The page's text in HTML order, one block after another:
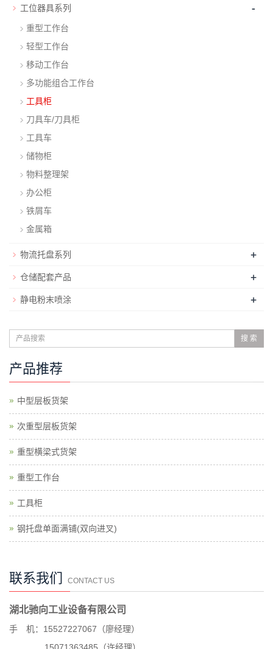
工位器具系列 -
重型工作台
轻型工作台
移动工作台
多功能组合工作台
工具柜
刀具车/刀具柜
工具车
储物柜
物料整理架
办公柜
铁屑车
金属箱
物流托盘系列 +
仓储配套产品 +
静电粉末喷涂 +
搜 索
产品推荐
中型层板货架
次重型层板货架
重型横梁式货架
重型工作台
工具柜
钢托盘单面满铺(双向进叉)
联系我们 CONTACT US
湖北驰向工业设备有限公司
手 机：15527227067（廖经理）